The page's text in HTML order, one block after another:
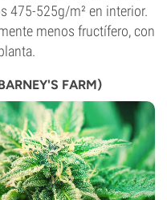
475-525g/m² en interior.
menos fructífero, con
FARM)